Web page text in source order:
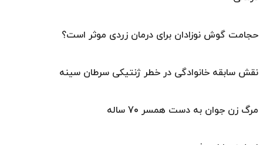
حجامت گوش نوزادان برای درمان زردی موثر است؟
نقش سابقه خانوادگی در خطر ژنتیکی سرطان سینه
مرگ زن جوان به دست همسر 70 ساله